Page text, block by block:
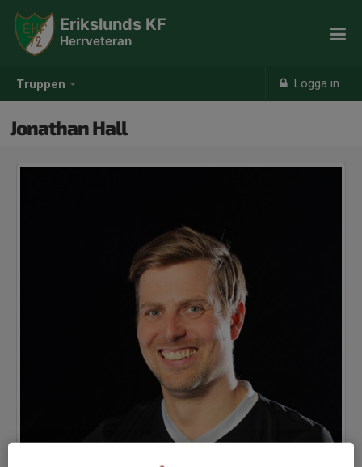
Truppen Logga in
Erikslunds KF
Herrveteran
Jonathan Hall